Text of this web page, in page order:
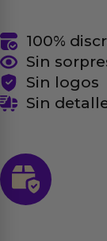
100%
Sin
Sin logos
Sin